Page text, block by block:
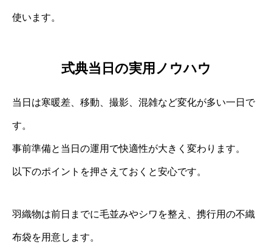
使います。
式典当日の実用ノウハウ
当日は寒暖差、移動、撮影、混雑など変化が多い一日で
す。
事前準備と当日の運用で快適性が大きく変わります。
以下のポイントを押さえておくと安心です。
羽織物は前日までに毛並みやシワを整え、携行用の不織
布袋を用意します。